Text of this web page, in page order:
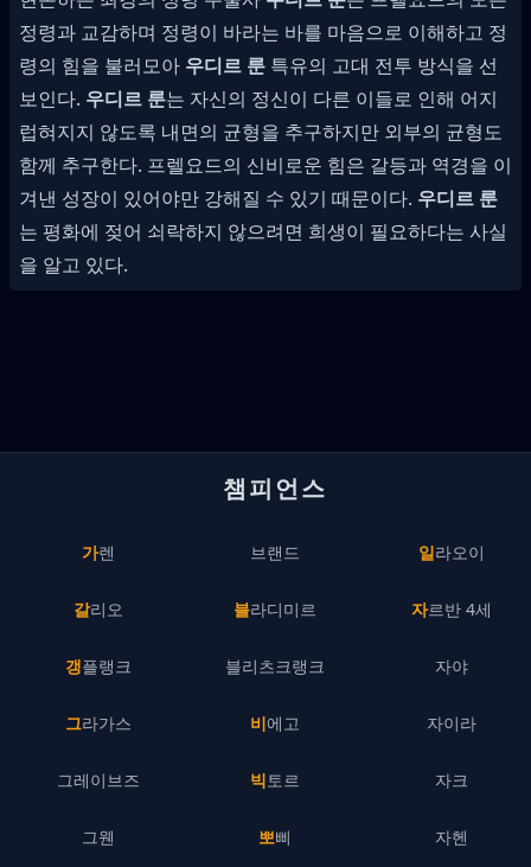
정령과 교감하며 정령이 바라는 바를 마음으로 이해하고 정
령의 힘을 불러모아 우디르 룬 특유의 고대 전투 방식을 선
보인다. 우디르 룬는 자신의 정신이 다른 이들로 인해 어지
럽혀지지 않도록 내면의 균형을 추구하지만 외부의 균형도
함께 추구한다. 프렐요드의 신비로운 힘은 갈등과 역경을 이
겨낸 성장이 있어야만 강해질 수 있기 때문이다. 우디르 룬
는 평화에 젖어 쇠락하지 않으려면 희생이 필요하다는 사실
을 알고 있다.
챔피언스
가렌
갈리오
갱플랭크
그라가스
그레이브즈
그웬
브랜드
블라디미르
블리츠크랭크
비에고
빅토르
뽀삐
일라오이
자르반 4세
자야
자이라
자크
자헨